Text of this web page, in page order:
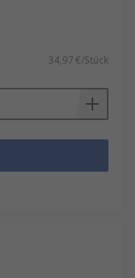
34,97 €/Stück